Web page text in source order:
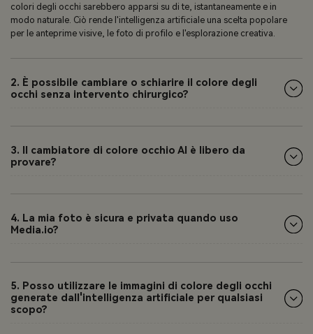
colori degli occhi sarebbero apparsi su di te, istantaneamente e in
modo naturale. Ciò rende l'intelligenza artificiale una scelta popolare
per le anteprime visive, le foto di profilo e l'esplorazione creativa.
2. È possibile cambiare o schiarire il colore degli
occhi senza intervento chirurgico?
3. Il cambiatore di colore occhio AI è libero da
provare?
4. La mia foto è sicura e privata quando uso
Media.io?
5. Posso utilizzare le immagini di colore degli occhi
generate dall'intelligenza artificiale per qualsiasi
scopo?